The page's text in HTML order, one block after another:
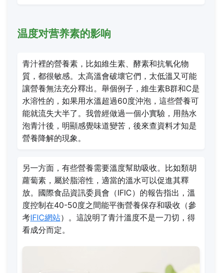
温度对营养素的影响
青汁裡的營養素，比如維生素、酵素和抗氧化物
質，都很敏感。太高溫會破壞它們，太低溫又可能
讓營養無法充分釋出。舉個例子，維生素B群和C是
水溶性的，如果用水溫超過60度沖泡，這些營養可
能就流失大半了。我曾經做過一個小實驗，用熱水
泡青汁後，明顯感覺味道變苦，後來查資料才知是
營養降解的現象。
另一方面，有些營養需要溫度幫助吸收。比如類胡
蘿蔔素，屬於脂溶性，適當的溫水可以促進其釋
放。國際食品資訊委員會（IFIC）的報告指出，溫
度控制在40-50度之間能平衡營養保存和吸收（參
考IFIC網站）。這說明了青汁溫度不是一刀切，得
看成分而定。